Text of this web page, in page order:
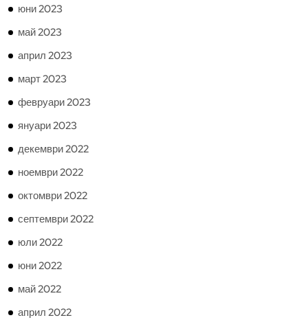
юни 2023
май 2023
април 2023
март 2023
февруари 2023
януари 2023
декември 2022
ноември 2022
октомври 2022
септември 2022
юли 2022
юни 2022
май 2022
април 2022